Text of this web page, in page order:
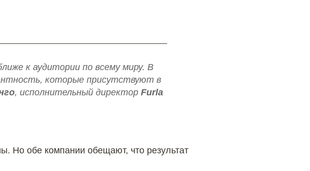
к аудитории по всему миру. В
которые присутствуют в
, исполнительный директор Furla
Но обе компании обещают, что результат